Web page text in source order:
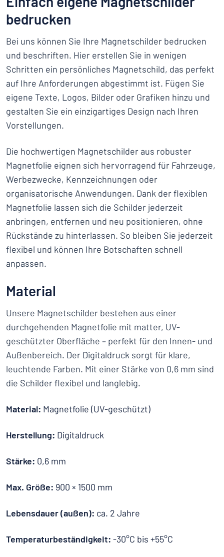
bedrucken
Bei uns können Sie Ihre Magnetschilder bedrucken
und beschriften. Hier erstellen Sie in wenigen
Schritten ein persönliches Magnetschild, das perfekt
auf Ihre Anforderungen abgestimmt ist. Fügen Sie
eigene Texte, Logos, Bilder oder Grafiken hinzu und
gestalten Sie ein einzigartiges Design nach Ihren
Vorstellungen.
Die hochwertigen Magnetschilder aus robuster
Magnetfolie eignen sich hervorragend für Fahrzeuge,
Werbezwecke, Kennzeichnungen oder
organisatorische Anwendungen. Dank der flexiblen
Magnetfolie lassen sich die Schilder jederzeit
anbringen, entfernen und neu positionieren, ohne
Rückstände zu hinterlassen. So bleiben Sie jederzeit
flexibel und können Ihre Botschaften schnell
anpassen.
Material
Unsere Magnetschilder bestehen aus einer
durchgehenden Magnetfolie mit matter, UV-
geschützter Oberfläche – perfekt für den Innen- und
Außenbereich. Der Digitaldruck sorgt für klare,
leuchtende Farben. Mit einer Stärke von 0,6 mm sind
die Schilder flexibel und langlebig.
Material: Magnetfolie (UV-geschützt)
Herstellung: Digitaldruck
Stärke: 0,6 mm
Max. Größe: 900 × 1500 mm
Lebensdauer (außen): ca. 2 Jahre
Temperaturbeständigkeit: -30°C bis +55°C